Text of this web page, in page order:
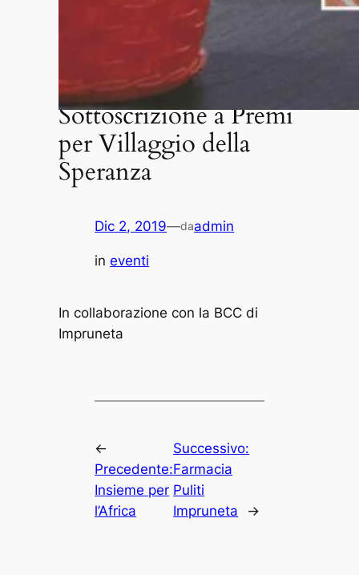
Sottoscrizione a Premi
per Villaggio della
Speranza
Dic 2, 2019—daadmin
ineventi
In collaborazione con la BCC di
Impruneta
←
Precedente:
Insieme per
l’Africa
Successivo:
Farmacia
Puliti
Impruneta
→